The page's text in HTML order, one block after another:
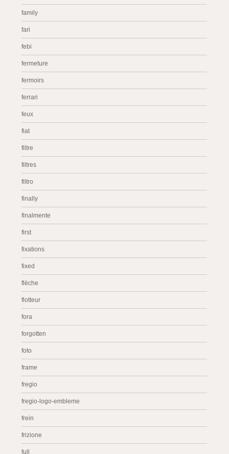
family
fari
febi
fermeture
fermoirs
ferrari
feux
fiat
filtre
filtres
filtro
finally
finalmente
first
fixations
fixed
flèche
flotteur
fora
forgotten
foto
frame
fregio
fregio-logo-embleme
frein
frizione
full